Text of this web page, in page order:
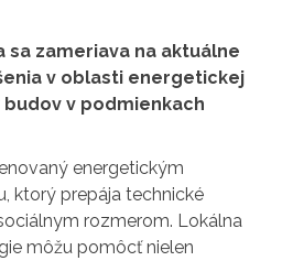
zameriava na aktuálne
v oblasti energetickej
v podmienkach
energetickým
ktorý prepája technické
rozmerom. Lokálna
môžu pomôcť nielen